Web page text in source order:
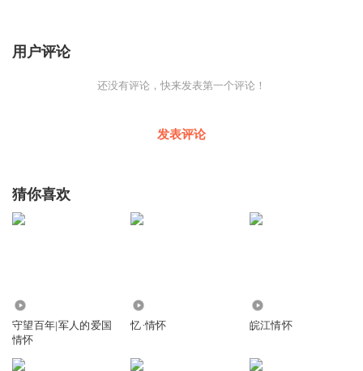
用户评论
还没有评论，快来发表第一个评论！
发表评论
猜你喜欢
守望百年|军人的爱国
情怀
忆·情怀 皖江情怀